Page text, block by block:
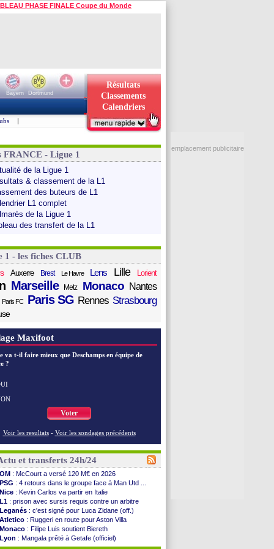
PHASE FINALE Coupe du Monde
Bayern
Dortmund
Résultats
Classements
Calendriers
|
FRANCE - Ligue 1
de la Ligue 1
& classement de la L1
des buteurs de L1
L1 complet
de la Ligue 1
des transfert de la L1
1 - les fiches CLUB
Auxerre Brest Le Havre Lens Lille Lorient
Marseille Metz Monaco Nantes
Paris FC Paris SG Rennes Strasbourg
Maxifoot
va t-il faire mieux que Deschamps en équipe de
?
Voter
Voir les resultats - Voir les sondages précédents
et transferts 24h/24
OM : McCourt a versé 120 M€ en 2026
PSG : 4 retours dans le groupe face à Man Utd ...
Nice : Kevin Carlos va partir en Italie
L1 : prison avec sursis requis contre un arbitre
Leganés : c'est signé pour Luca Zidane (off.)
Atletico : Ruggeri en route pour Aston Villa
Monaco : Filipe Luis soutient Biereth
Lyon : Mangala prêté à Getafe (officiel)
PSG: Nsoki va signer en Croatie
emplacement publicitaire